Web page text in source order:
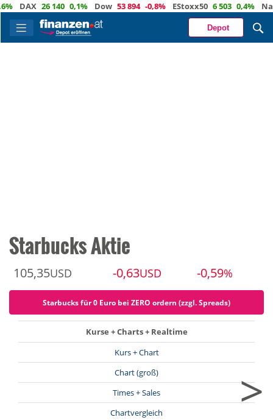
DAX 26 140 0,1% Dow 53 894 -0,8% EStoxx50 6 503 0,4%
Depot
Starbucks Aktie
105,35USD -0,63USD -0,59%
Starbucks für 0 Euro bei ZERO ordern (zzgl. Spreads)
Kurse + Charts + Realtime
Kurs + Chart
Chart (groß)
Times + Sales
Chartvergleich
>